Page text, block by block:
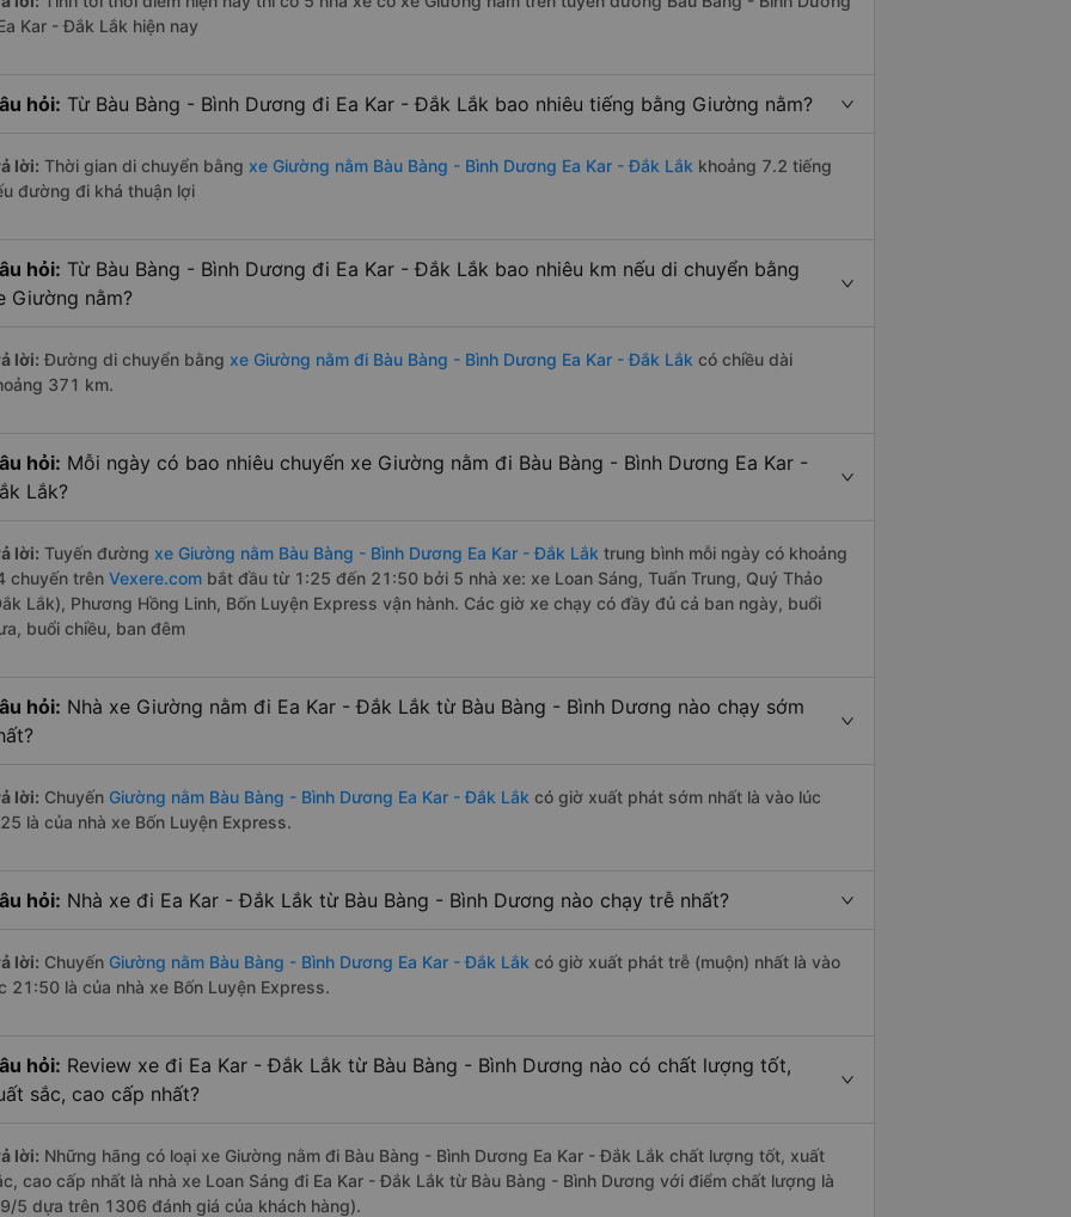
Kar - Đắk Lắk hiện nay
hỏi: Từ Bàu Bàng - Bình Dương đi Ea Kar - Đắk Lắk bao nhiêu tiếng bằng Giường nằm?
lời: Thời gian di chuyển bằng xe Giường nằm Bàu Bàng - Bình Dương Ea Kar - Đắk Lắk khoảng 7.2 tiếng
đường đi khá thuận lợi
hỏi: Từ Bàu Bàng - Bình Dương đi Ea Kar - Đắk Lắk bao nhiêu km nếu di chuyển bằng
Giường nằm?
lời: Đường di chuyển bằng xe Giường nằm đi Bàu Bàng - Bình Dương Ea Kar - Đắk Lắk có chiều dài
371 km.
hỏi: Mỗi ngày có bao nhiêu chuyến xe Giường nằm đi Bàu Bàng - Bình Dương Ea Kar -
Lắk?
lời: Tuyến đường xe Giường nằm Bàu Bàng - Bình Dương Ea Kar - Đắk Lắk trung bình mỗi ngày có khoảng
chuyến trên Vexere.com bắt đầu từ 1:25 đến 21:50 bởi 5 nhà xe: xe Loan Sáng, Tuấn Trung, Quý Thảo
Lắk), Phương Hồng Linh, Bốn Luyện Express vận hành. Các giờ xe chạy có đầy đủ cả ban ngày, buổi
buổi chiều, ban đêm
hỏi: Nhà xe Giường nằm đi Ea Kar - Đắk Lắk từ Bàu Bàng - Bình Dương nào chạy sớm
lời: Chuyến Giường nằm Bàu Bàng - Bình Dương Ea Kar - Đắk Lắk có giờ xuất phát sớm nhất là vào lúc
là của nhà xe Bốn Luyện Express.
hỏi: Nhà xe đi Ea Kar - Đắk Lắk từ Bàu Bàng - Bình Dương nào chạy trễ nhất?
lời: Chuyến Giường nằm Bàu Bàng - Bình Dương Ea Kar - Đắk Lắk có giờ xuất phát trễ (muộn) nhất là vào
21:50 là của nhà xe Bốn Luyện Express.
hỏi: Review xe đi Ea Kar - Đắk Lắk từ Bàu Bàng - Bình Dương nào có chất lượng tốt,
sắc, cao cấp nhất?
lời: Những hãng có loại xe Giường nằm đi Bàu Bàng - Bình Dương Ea Kar - Đắk Lắk chất lượng tốt, xuất
cao cấp nhất là nhà xe Loan Sáng đi Ea Kar - Đắk Lắk từ Bàu Bàng - Bình Dương với điểm chất lượng là
5 dựa trên 1306 đánh giá của khách hàng).